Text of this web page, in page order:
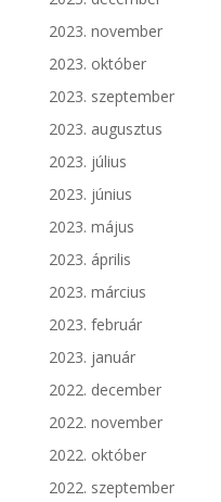
2023. november
2023. október
2023. szeptember
2023. augusztus
2023. július
2023. június
2023. május
2023. április
2023. március
2023. február
2023. január
2022. december
2022. november
2022. október
2022. szeptember